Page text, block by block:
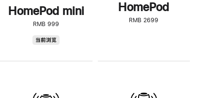
HomePod mini
RMB 999
当前浏览
HomePod
RMB 2699